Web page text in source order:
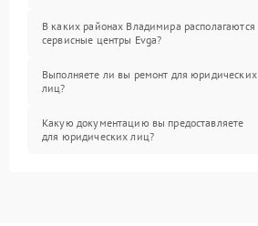
В каких районах Владимира располагаются
сервисные центры Evga?
Выполняете ли вы ремонт для юридических
лиц?
Какую документацию вы предоставляете
для юридических лиц?